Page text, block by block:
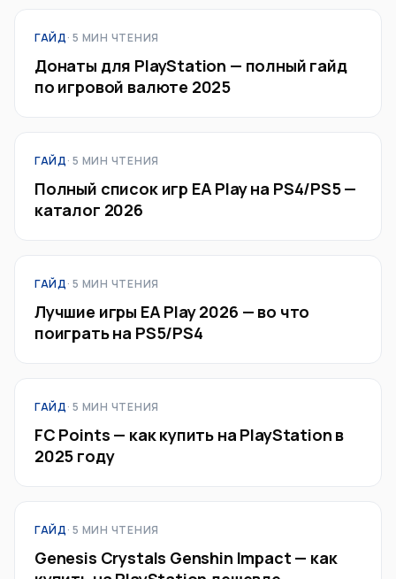
ГАЙД· 5 МИН ЧТЕНИЯ
Донаты для PlayStation — полный гайд
по игровой валюте 2025
ГАЙД· 5 МИН ЧТЕНИЯ
Полный список игр EA Play на PS4/PS5 —
каталог 2026
ГАЙД· 5 МИН ЧТЕНИЯ
Лучшие игры EA Play 2026 — во что
поиграть на PS5/PS4
ГАЙД· 5 МИН ЧТЕНИЯ
FC Points — как купить на PlayStation в
2025 году
ГАЙД· 5 МИН ЧТЕНИЯ
Genesis Crystals Genshin Impact — как